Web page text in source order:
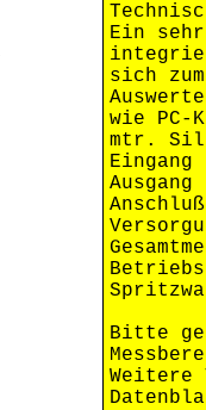
Ein
sich
wie PC-
mtr.
Bitte
Weitere